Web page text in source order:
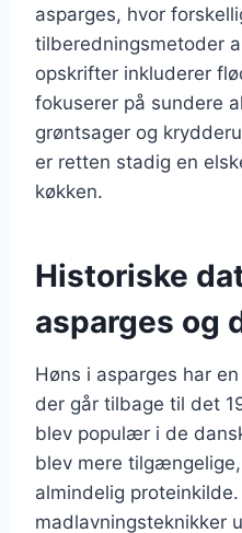
asparges, hvor
tilberedningsmetoder
opskrifter inkluderer
fokuserer på sundere
grøntsager og
er retten stadig en
køkken.
Historiske
asparges og
Høns i asparges har
der går tilbage til det
blev populær i de
blev mere
almindelig
madlavningsteknikker